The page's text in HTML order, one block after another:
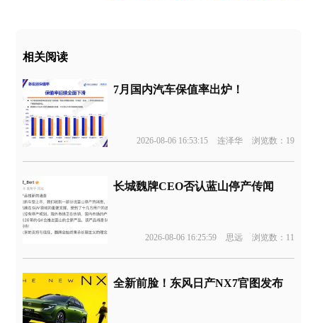
相关阅读
7月国内汽车保值率出炉！
2026-08-06 16:53:15 连泽华 浏览数：19
长城魏牌CEO否认蓝山停产传闻
2026-08-06 16:25:59 思远 浏览数：11
全新前脸！东风日产NX7官图发布